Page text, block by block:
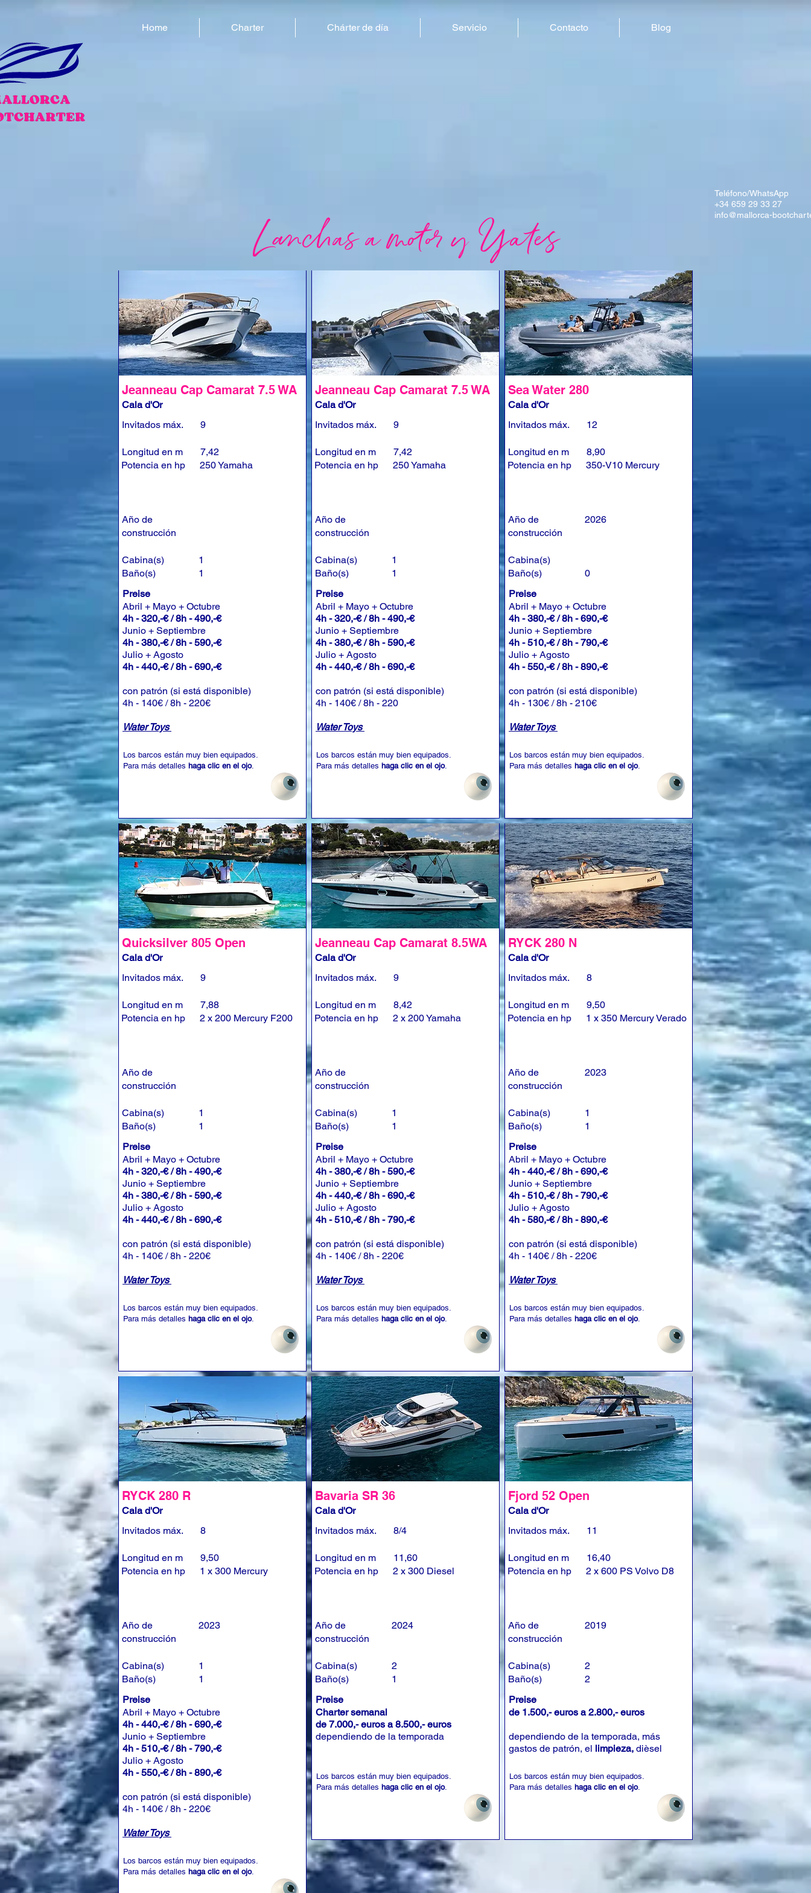
Home Charter Chárter de día Servicio Contacto Blog
Lanchas a motor y Yates
Jeanneau Cap Camarat 7.5 WA
Cala d'Or
Invitados máx.
9
Longitud en m
Potencia en hp
Año de
construcción
7,42
250 Yamaha
Cabina(s)
Baño(s)
1
1
Preise
Abril + Mayo + Octubre
4h - 320,-€ / 8h - 490,-€
Junio + Septiembre
4h - 380,-€ / 8h - 590,-€
Julio + Agosto
4h - 440,-€ / 8h - 690,-€
con patrón (si está disponible)
4h - 140€ / 8h - 220€
Water Toys
Los barcos están muy bien equipados.
Para más detalles haga clic en el ojo.
Quicksilver 805 Open
Cala d'Or
Invitados máx.
9
Longitud en m
Potencia en hp
Año de
construcción
7,88
2 x 200 Mercury F200
Cabina(s)
Baño(s)
1
1
Preise
Abril + Mayo + Octubre
4h - 320,-€ / 8h - 490,-€
Junio + Septiembre
4h - 380,-€ / 8h - 590,-€
Julio + Agosto
4h - 440,-€ / 8h - 690,-€
con patrón (si está disponible)
4h - 140€ / 8h - 220€
Water Toys
Los barcos están muy bien equipados.
Para más detalles haga clic en el ojo.
RYCK 280 R
Cala d'Or
Invitados máx.
8
Longitud en m
Potencia en hp
Año de
construcción
9,50
1 x 300 Mercury
2023
Cabina(s)
Baño(s)
1
1
Preise
Abril + Mayo + Octubre
4h - 440,-€ / 8h - 690,-€
Junio + Septiembre
4h - 510,-€ / 8h - 790,-€
Julio + Agosto
4h - 550,-€ / 8h - 890,-€
con patrón (si está disponible)
4h - 140€ / 8h - 220€
Water Toys
Los barcos están muy bien equipados.
Para más detalles haga clic en el ojo.
Jeanneau Cap Camarat 7.5 WA
Cala d'Or
Invitados máx.
9
Longitud en m
Potencia en hp
Año de
construcción
7,42
250 Yamaha
Cabina(s)
Baño(s)
1
1
Preise
Abril + Mayo + Octubre
4h - 320,-€ / 8h - 490,-€
Junio + Septiembre
4h - 380,-€ / 8h - 590,-€
Julio + Agosto
4h - 440,-€ / 8h - 690,-€
con patrón (si está disponible)
4h - 140€ / 8h - 220
Water Toys
Los barcos están muy bien equipados.
Para más detalles haga clic en el ojo.
Jeanneau Cap Camarat 8.5WA
Cala d'Or
Invitados máx.
9
Longitud en m
Potencia en hp
Año de
construcción
8,42
2 x 200 Yamaha
Cabina(s)
Baño(s)
1
1
Preise
Abril + Mayo + Octubre
4h - 380,-€ / 8h - 590,-€
Junio + Septiembre
4h - 440,-€ / 8h - 690,-€
Julio + Agosto
4h - 510,-€ / 8h - 790,-€
con patrón (si está disponible)
4h - 140€ / 8h - 220€
Water Toys
Los barcos están muy bien equipados.
Para más detalles haga clic en el ojo.
Bavaria SR 36
Cala d'Or
Invitados máx.
8/4
Longitud en m
Potencia en hp
Año de
construcción
11,60
2 x 300 Diesel
2024
Cabina(s)
Baño(s)
2
1
Preise
Charter semanal
de 7.000,- euros a 8.500,- euros
dependiendo de la temporada
Los barcos están muy bien equipados.
Para más detalles haga clic en el ojo.
Sea Water 280
Cala d'Or
Invitados máx.
12
Longitud en m
Potencia en hp
Año de
construcción
8,90
350-V10 Mercury
2026
Cabina(s)
Baño(s)
0
Preise
Abril + Mayo + Octubre
4h - 380,-€ / 8h - 690,-€
Junio + Septiembre
4h - 510,-€ / 8h - 790,-€
Julio + Agosto
4h - 550,-€ / 8h - 890,-€
con patrón (si está disponible)
4h - 130€ / 8h - 210€
Water Toys
Los barcos están muy bien equipados.
Para más detalles haga clic en el ojo.
RYCK 280 N
Cala d'Or
Invitados máx.
8
Longitud en m
Potencia en hp
Año de
construcción
9,50
1 x 350 Mercury Verado
2023
Cabina(s)
Baño(s)
1
1
Preise
Abril + Mayo + Octubre
4h - 440,-€ / 8h - 690,-€
Junio + Septiembre
4h - 510,-€ / 8h - 790,-€
Julio + Agosto
4h - 580,-€ / 8h - 890,-€
con patrón (si está disponible)
4h - 140€ / 8h - 220€
Water Toys
Los barcos están muy bien equipados.
Para más detalles haga clic en el ojo.
Fjord 52 Open
Cala d'Or
Invitados máx.
11
Longitud en m
Potencia en hp
Año de
construcción
16,40
2 x 600 PS Volvo D8
2019
Cabina(s)
Baño(s)
2
2
Preise
de 1.500,- euros a 2.800,- euros
dependiendo de la temporada, más
gastos de patrón, el limpieza, dièsel
Los barcos están muy bien equipados.
Para más detalles haga clic en el ojo.
Teléfono/WhatsApp
+34 659 29 33 27
info@mallorca-